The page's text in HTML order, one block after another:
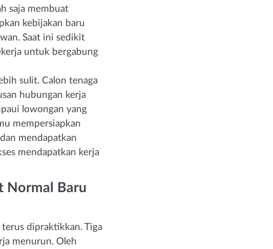
saja membuat
kebijakan baru
Saat ini sedikit
untuk bergabung
sulit. Calon tenaga
hubungan kerja
lowongan yang
mempersiapkan
mendapatkan
mendapatkan kerja
Normal Baru
terus dipraktikkan. Tiga
menurun. Oleh